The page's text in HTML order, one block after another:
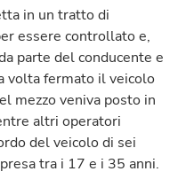
in un tratto di
essere controllato e,
parte del conducente e
volta fermato il veicolo
mezzo veniva posto in
altri operatori
del veicolo di sei
tra i 17 e i 35 anni.